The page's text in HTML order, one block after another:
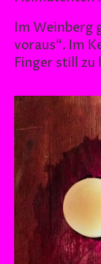
Im Weinberg
voraus“. Im
Finger still zu